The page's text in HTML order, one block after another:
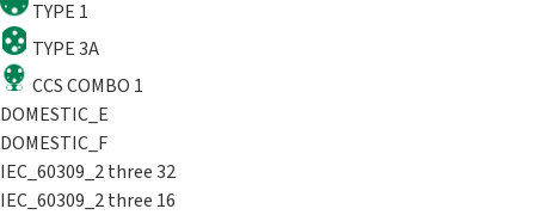
TYPE 1
TYPE 3A
CCS COMBO 1
DOMESTIC_E
DOMESTIC_F
IEC_60309_2 three 32
IEC_60309_2 three 16